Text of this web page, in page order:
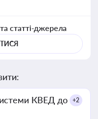
статті-джерела
КВЕД до
+2